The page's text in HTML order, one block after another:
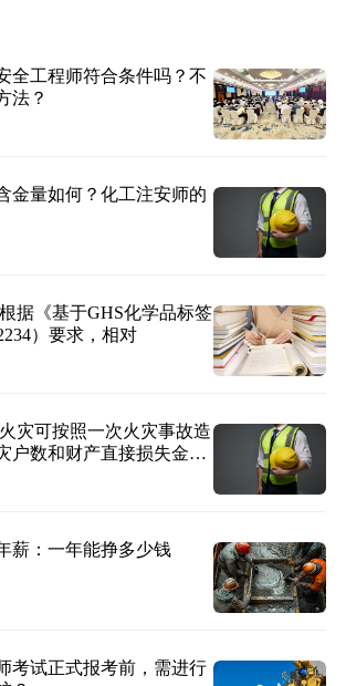
全工程师符合条件吗？不
法？
金量如何？化工注安师的
据《基于GHS化学品标签
）要求，相对
灾可按照一次火灾事故造
户数和财产直接损失金额
薪：一年能挣多少钱
考试正式报考前，需进行